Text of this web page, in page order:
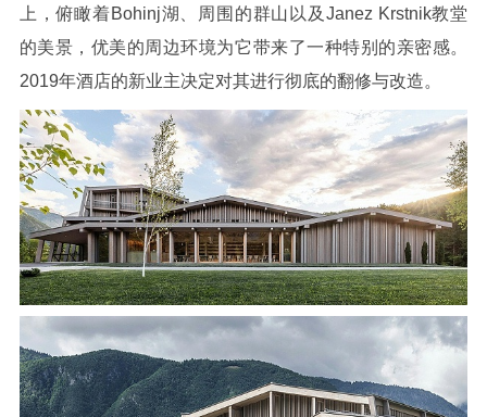
上，俯瞰着Bohinj湖、周围的群山以及Janez Krstnik教堂
的美景，优美的周边环境为它带来了一种特别的亲密感。
2019年酒店的新业主决定对其进行彻底的翻修与改造。